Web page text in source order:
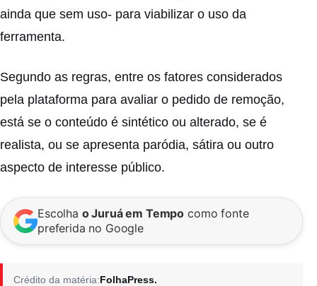
ainda que sem uso- para viabilizar o uso da
ferramenta.
Segundo as regras, entre os fatores considerados
pela plataforma para avaliar o pedido de remoção,
está se o conteúdo é sintético ou alterado, se é
realista, ou se apresenta paródia, sátira ou outro
aspecto de interesse público.
Escolha o Juruá em Tempo como fonte
preferida no Google
Crédito da matéria:FolhaPress.